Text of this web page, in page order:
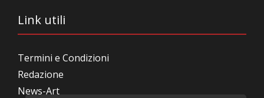
Link utili
Termini e Condizioni
Redazione
News-Art